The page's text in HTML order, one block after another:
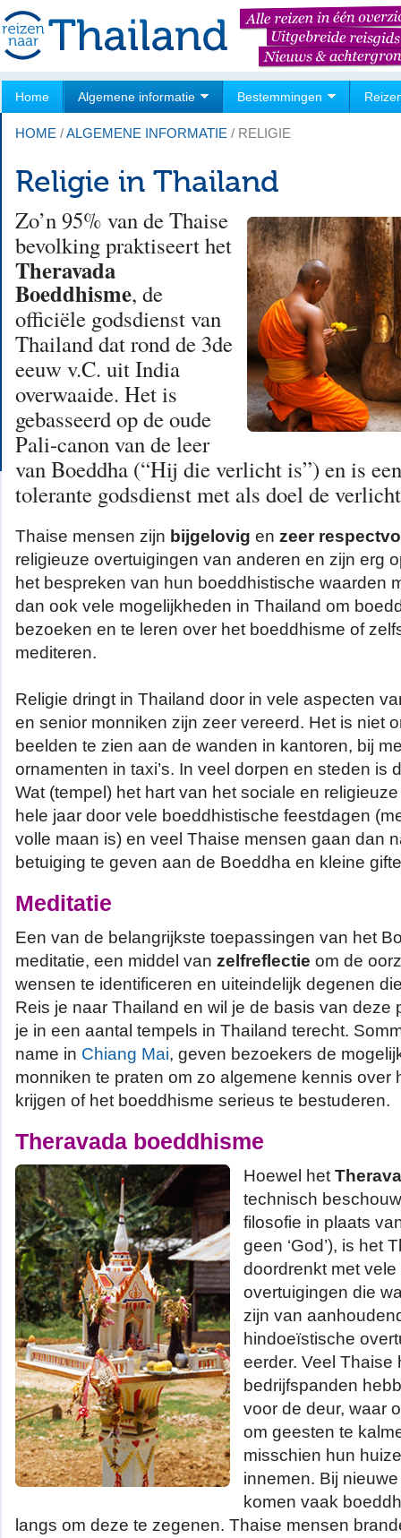
Home Algemene informatie Bestemmingen
HOME /ALGEMENE INFORMATIE / RELIGIE
Religie in Thailand
Zo’n 95% van de Thaise
bevolking praktiseert het
Theravada
Boeddhisme, de
officiële godsdienst van
Thailand dat rond de 3de
eeuw v.C. uit India
overwaaide. Het is
gebasseerd op de oude
Pali-canon van de leer
van Boeddha (“Hij die verlicht is”) en is
tolerante godsdienst met als doel de
Thaise mensen zijn bijgelovig en zeer
religieuze overtuigingen van anderen en zijn erg
het bespreken van hun boeddhistische waarden
dan ook vele mogelijkheden in Thailand om
bezoeken en te leren over het boeddhisme of
mediteren.
Religie dringt in Thailand door in vele aspecten
en senior monniken zijn zeer vereerd. Het is niet
beelden te zien aan de wanden in kantoren, bij
ornamenten in taxi’s. In veel dorpen en steden is
Wat (tempel) het hart van het sociale en
hele jaar door vele boeddhistische feestdagen
volle maan is) en veel Thaise mensen gaan dan
betuiging te geven aan de Boeddha en kleine
Meditatie
Een van de belangrijkste toepassingen van het
meditatie, een middel van zelfreflectie om de
wensen te identificeren en uiteindelijk degenen
Reis je naar Thailand en wil je de basis van deze
je in een aantal tempels in Thailand terecht.
name in Chiang Mai, geven bezoekers de
monniken te praten om zo algemene kennis over
krijgen of het boeddhisme serieus te bestuderen.
Theravada boeddhisme
Hoewel het
technisch
filosofie in plaats
geen ‘God’), is het
doordrenkt met vele
overtuigingen die
zijn van
hindoeïstische
eerder. Veel Thaise
bedrijfspanden
voor de deur, waar
om geesten te
misschien hun
innemen. Bij
komen vaak
langs om deze te zegenen. Thaise mensen